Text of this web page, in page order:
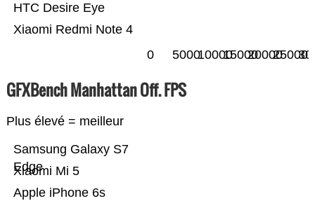
Xiaomi Redmi Note 4
HTC Desire Eye
0 500010000150002000025000
GFXBench Manhattan Off. FPS
Plus élevé = meilleur
Apple iPhone 6s
Xiaomi Mi 5
Samsung Galaxy S7
Edge